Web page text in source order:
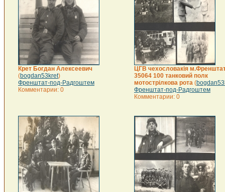
Крет Богдан Алексеевич
(bogdan53kret)
Френштат-под-Радгоштем
Комментарии: 0
ЦГВ чехословакія
35064 100 танковий полк
мотострілкова рота (
Френштат-под-Радгоштем
Комментарии: 0